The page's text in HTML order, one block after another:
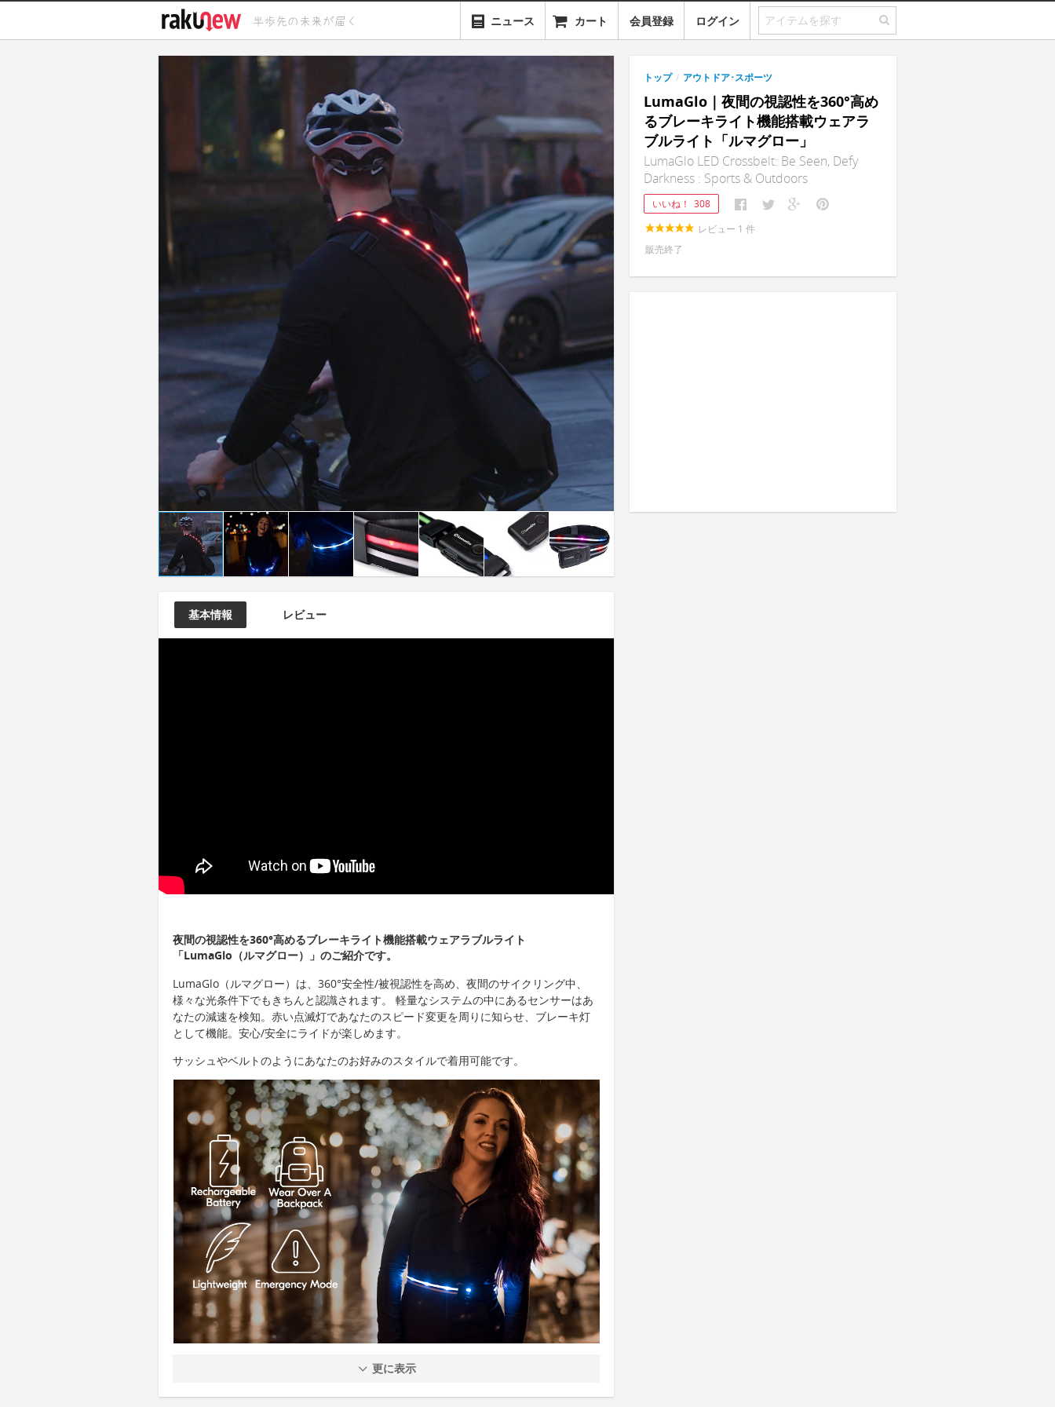
ニュース カート 会員登録 ログイン
基本情報 レビュー
夜間の視認性を360°高めるブレーキライト機能搭載ウェアラブルライト
「LumaGlo（ルマグロー）」のご紹介です。
LumaGlo（ルマグロー）は、360°安全性/被視認性を高め、夜間のサイクリング中、
様々な光条件下でもきちんと認識されます。 軽量なシステムの中にあるセンサーはあ
なたの減速を検知。赤い点滅灯であなたのスピード変更を周りに知らせ、ブレーキ灯
として機能。安心/安全にライドが楽しめます。
サッシュやベルトのようにあなたのお好みのスタイルで着用可能です。
更に表示
トップ / アウトドア･スポーツ
LumaGlo｜夜間の視認性を360°高め
るブレーキライト機能搭載ウェアラ
ブルライト「ルマグロー」
LumaGlo LED Crossbelt: Be Seen, Defy
Darkness : Sports & Outdoors
いいね！ 308
レビュー 1 件
販売終了